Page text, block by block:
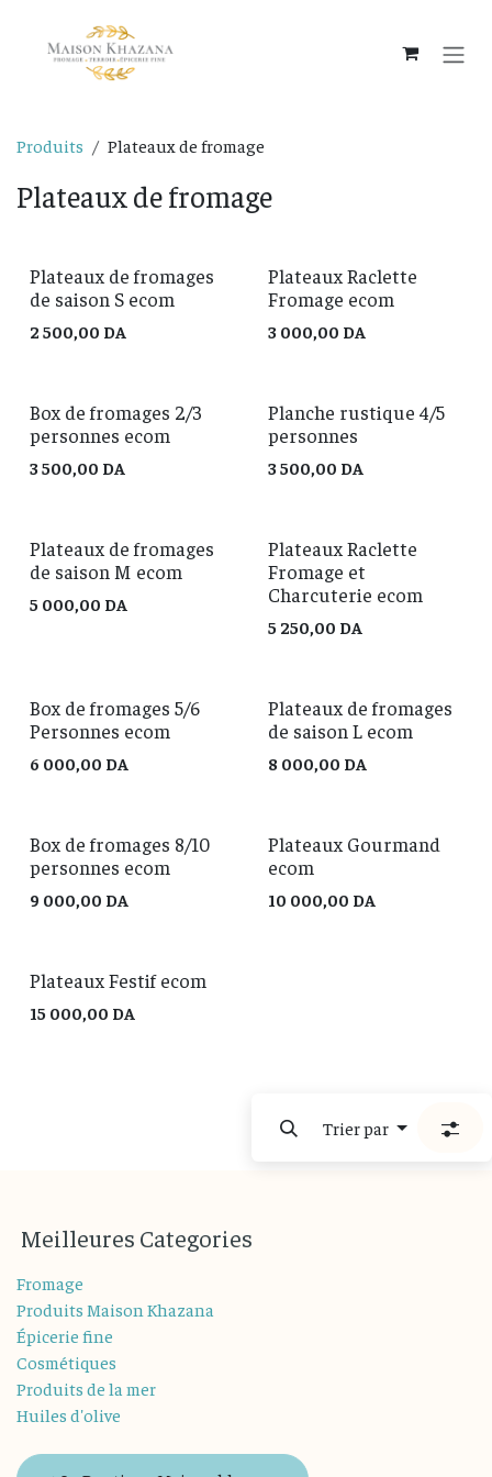
Produits Plateaux de fromage
Plateaux de fromage
Plateaux de fromages
de saison S ecom
2 500,00 DA
Plateaux Raclette
Fromage ecom
3 000,00 DA
Box de fromages 2/3
personnes ecom
3 500,00 DA
Planche rustique 4/5
personnes
3 500,00 DA
Plateaux de fromages
de saison M ecom
5 000,00 DA
Plateaux Raclette
Fromage et
Charcuterie ecom
5 250,00 DA
Box de fromages 5/6
Personnes ecom
6 000,00 DA
Plateaux de fromages
de saison L ecom
8 000,00 DA
Box de fromages 8/10
personnes ecom
9 000,00 DA
Plateaux Gourmand
ecom
10 000,00 DA
Plateaux Festif ecom
15 000,00 DA
Trier par
Meilleures Categories
Fromage
Produits Maison Khazana
Épicerie fine
Cosmétiques
Produits de la mer
Huiles d'olive